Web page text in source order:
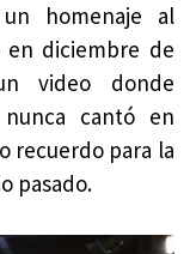
homenaje al
en diciembre de
video donde
cantó en
recuerdo para la
pasado.